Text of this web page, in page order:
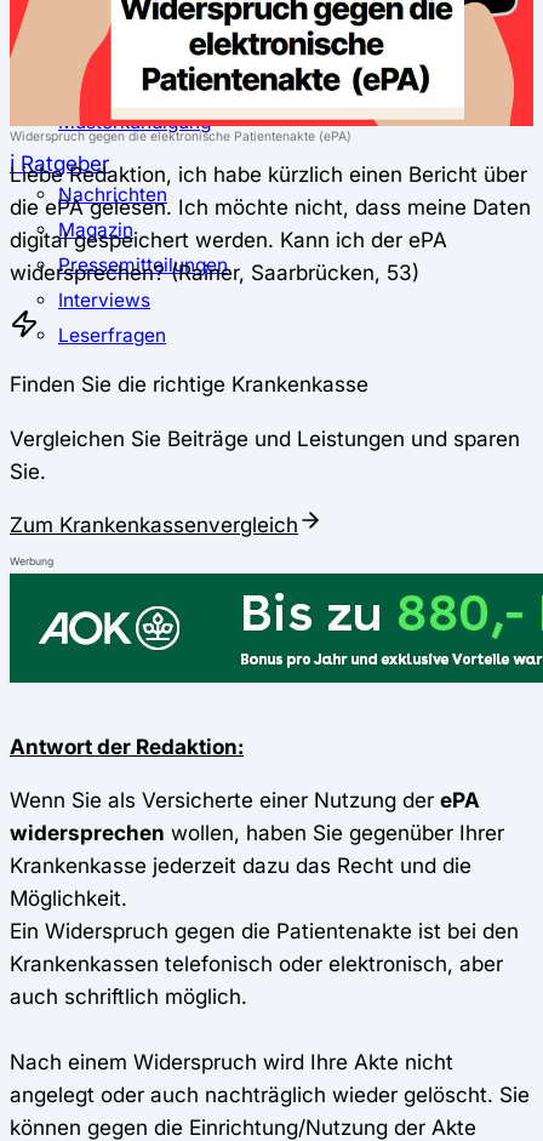
↔ Wechsel
Krankenkassenwechsel
Kündigung
Musterkündigung
ℹ Ratgeber
Nachrichten
Magazin
Pressemitteilungen
Interviews
Leserfragen
Widerspruch gegen die elektronische Patientenakte (ePA)
Liebe Redaktion, ich habe kürzlich einen Bericht über
die ePA gelesen. Ich möchte nicht, dass meine Daten
digital gespeichert werden. Kann ich der ePA
widersprechen? (Rainer, Saarbrücken, 53)
Finden Sie die richtige Krankenkasse
Vergleichen Sie Beiträge und Leistungen und sparen
Sie.
Zum Krankenkassenvergleich
Werbung
Antwort der Redaktion:
Wenn Sie als Versicherte einer Nutzung der ePA
widersprechen wollen, haben Sie gegenüber Ihrer
Krankenkasse jederzeit dazu das Recht und die
Möglichkeit.
Ein Widerspruch gegen die Patientenakte ist bei den
Krankenkassen telefonisch oder elektronisch, aber
auch schriftlich möglich.
Nach einem Widerspruch wird Ihre Akte nicht
angelegt oder auch nachträglich wieder gelöscht. Sie
können gegen die Einrichtung/Nutzung der Akte